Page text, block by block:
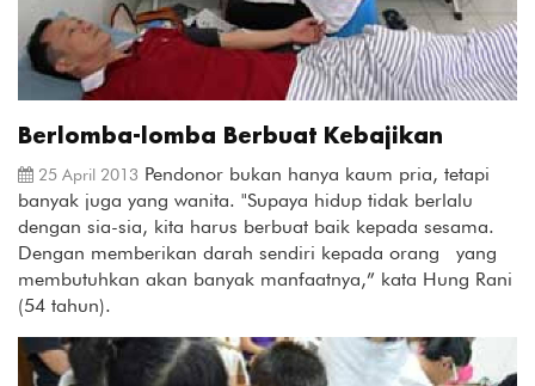
Berlomba-lomba Berbuat Kebajikan
25 April 2013 Pendonor bukan hanya kaum pria, tetapi
banyak juga yang wanita. "Supaya hidup tidak berlalu
dengan sia-sia, kita harus berbuat baik kepada sesama.
Dengan memberikan darah sendiri kepada orang yang
membutuhkan akan banyak manfaatnya,” kata Hung Rani
(54 tahun).